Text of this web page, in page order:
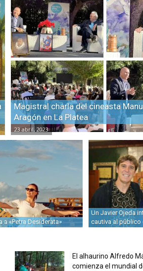
Magistral charla del cineasta
Aragón en La Platea
23 abril, 2023
a «Petra Desiderata»
Un Javier Ojeda
cautiva al público
El alhaurino Alfredo
comienza el mundial